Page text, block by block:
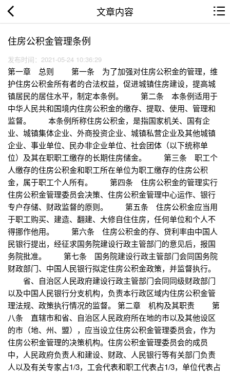
文章内容
住房公积金管理条例
发布时间：2021-05-24 10:36:29
第一章 总则 第一条 为了加强对住房公积金的管理，维
护住房公积金所有者的合法权益，促进城镇住房建设，提高城
镇居民的居住水平，制定本条例。 第二条 本条例适用于
中华人民共和国境内住房公积金的缴存、提取、使用、管理和
监督。 本条例所称住房公积金，是指国家机关、国有企
业、城镇集体企业、外商投资企业、城镇私营企业及其他城镇
企业、事业单位、民办非企业单位、社会团体（以下统称单
位）及其在职职工缴存的长期住房储金。 第三条 职工个
人缴存的住房公积金和职工所在单位为职工缴存的住房公积
金，属于职工个人所有。 第四条 住房公积金的管理实行
住房公积金管理委员会决策、住房公积金管理中心运作、银行
专户存储、财政监督的原则。 第五条 住房公积金应当用
于职工购买、建造、翻建、大修自住住房，任何单位和个人不
得挪作他用。 第六条 住房公积金的存、贷利率由中国人
民银行提出，经征求国务院建设行政主管部门的意见后，报国
务院批准。 第七条 国务院建设行政主管部门会同国务院
财政部门、中国人民银行拟定住房公积金政策，并监督执行。
省、自治区人民政府建设行政主管部门会同同级财政部门
以及中国人民银行分支机构，负责本行政区域内住房公积金管
理法规、政策执行情况的监督。 第二章 机构及其职责 第
八条 直辖市和省、自治区人民政府所在地的市以及其他设区
的市（地、州、盟），应当设立住房公积金管理委员会，作为
住房公积金管理的决策机构。住房公积金管理委员会的成员
中，人民政府负责人和建设、财政、人民银行等有关部门负责
人以及有关专家占1/3，工会代表和职工代表占1/3，单位代表占